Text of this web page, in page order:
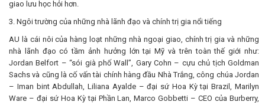
giao lưu học hỏi hơn.
3. Ngôi trường của những nhà lãnh đạo và chính trị gia nổi tiếng
AU là cái nôi của hàng loạt những nhà ngoại giao, chính trị gia và những
nhà lãnh đạo có tầm ảnh hưởng lớn tại Mỹ và trên toàn thế giới như:
Jordan Belfort – “sói già phố Wall”, Gary Cohn – cựu chủ tịch Goldman
Sachs và cũng là cố vấn tài chính hàng đầu Nhà Trắng, công chúa Jordan
– Iman bint Abdullah, Liliana Ayalde – đại sứ Hoa Kỳ tại Brazil, Marilyn
Ware – đại sứ Hoa Kỳ tại Phần Lan, Marco Gobbetti – CEO của Burberry,